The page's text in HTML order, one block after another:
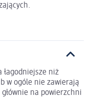
łagodniejsze niż
w ogóle nie zawierają
na powierzchni